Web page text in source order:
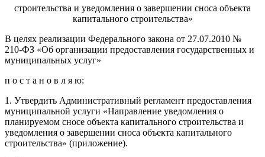
строительства и уведомления о завершении сноса объекта
капитального строительства»
В целях реализации Федерального закона от 27.07.2010 №
210-ФЗ «Об организации предоставления государственных и
муниципальных услуг»
п о с т а н о в л я ю:
1. Утвердить Административный регламент предоставления
муниципальной услуги «Направление уведомления о
планируемом сносе объекта капитального строительства и
уведомления о завершении сноса объекта капитального
строительства» (приложение).